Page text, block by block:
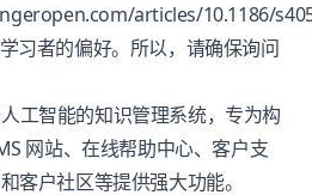
articles/10.1186/
习者的偏好。所以，请确保询问
工智能的知识管理系统，专为构
网站、在线帮助中心、客户支
客户社区等提供强大功能。